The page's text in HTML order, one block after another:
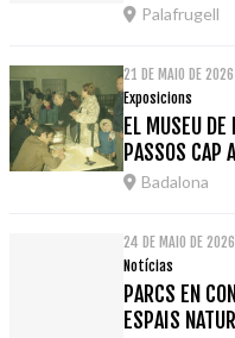
Palafrugell
21 DE MAIO DE
Exposicions
EL MUSEU
PASSOS
Badalona
24 DE MAIO DE
Notícias
PARCS EN
ESPAIS